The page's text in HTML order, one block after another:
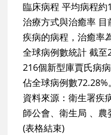
臨床病程 平均病程約
治療方式與治癒率
疾病的病程，治癒率
全球病例數統計 截
216個新型庫賈氏病
佔全球病例數72.28%
資料來源：衛生署疾
師公會、衛生局 、農
(表格結束)